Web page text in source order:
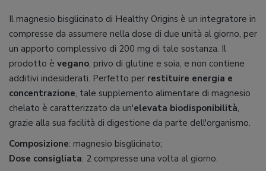
Il magnesio bisglicinato di Healthy Origins è un integratore in
compresse da assumere nella dose di due unità al giorno, per
un apporto complessivo di 200 mg di tale sostanza. Il
prodotto è vegano, privo di glutine e soia, e non contiene
additivi indesiderati. Perfetto per restituire energia e
concentrazione, tale supplemento alimentare di magnesio
chelato è caratterizzato da un'elevata biodisponibilità,
grazie alla sua facilità di digestione da parte dell'organismo.
Composizione: magnesio bisglicinato;
Dose consigliata: 2 compresse una volta al giorno.